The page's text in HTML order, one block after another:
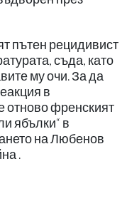
пътен рецидивист
съда, като
му очи. За да
в
отново френският
ябълки“ в
на Любенов
.